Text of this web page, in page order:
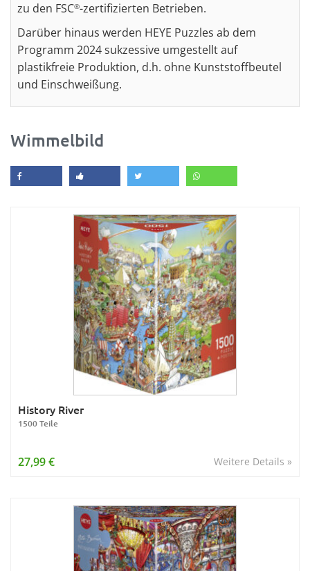
zu den FSC®-zertifizierten Betrieben.
Darüber hinaus werden HEYE Puzzles ab dem
Programm 2024 sukzessive umgestellt auf
plastikfreie Produktion, d.h. ohne Kunststoffbeutel
und Einschweißung.
Wimmelbild
History River
1500 Teile
Weitere Details »
27,99 €